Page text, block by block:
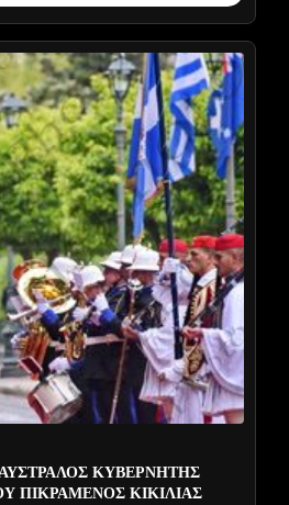
ΑΥΣΤΡΑΛΟΣ ΚΥΒΕΡΝΗΤΗΣ
ΠΙΚΡΑΜΕΝΟΣ ΚΙΚΙΛΙΑΣ